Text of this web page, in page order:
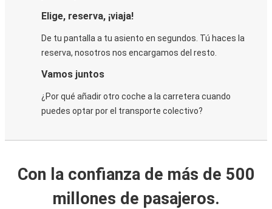
Elige, reserva, ¡viaja!
De tu pantalla a tu asiento en segundos. Tú haces la
reserva, nosotros nos encargamos del resto.
Vamos juntos
¿Por qué añadir otro coche a la carretera cuando
puedes optar por el transporte colectivo?
Con la confianza de más de 500
millones de pasajeros.